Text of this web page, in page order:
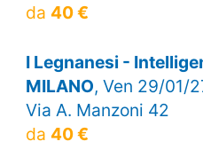
da 40 €
I Legnanesi -
MILANO, Ven 29/01/
Via A. Manzoni 42
da 40 €